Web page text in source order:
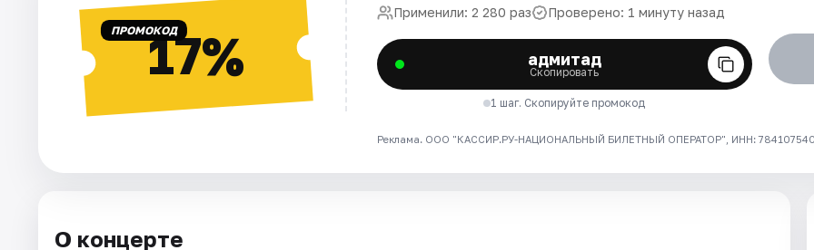
Рейтинги
ПРОМОКОД17%
Применили: 2 280 раз Проверено: 1 минуту назад
адмитад
Скопировать
1 шаг. Скопируйте промокод
Реклама. ООО "КАССИР.РУ-НАЦИОНАЛЬНЫЙ БИЛЕТНЫЙ ОПЕРАТОР", ИНН: 7841075409
О концерте